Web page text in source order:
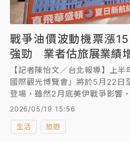
戰爭油價波動機票漲
強勁 業者估旅展業績
【記者陳怡文／台北報導】上
國際觀光博覽會」將於5月22日
登場，雖然2月底美伊戰爭影響
格漲幅10至15%，但旅遊業者直
估線上線下整體業績能較去年增
品持續熱銷、長程線需求回溫，
2026/05/19 15:56
生活 旅遊